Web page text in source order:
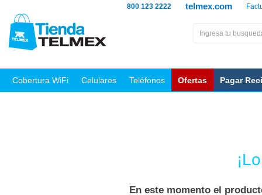
telmex.com
800 123 2222
Cobertura WiFi Celulares Teléfonos Ofertas Pagar
En este momento el